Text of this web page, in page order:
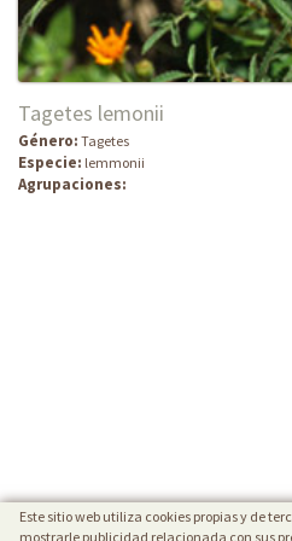
Tagetes lemonii
Género: Tagetes
Especie: lemmonii
Agrupaciones:
Este sitio web utiliza cookies propias y de
mostrarle publicidad relacionada con sus